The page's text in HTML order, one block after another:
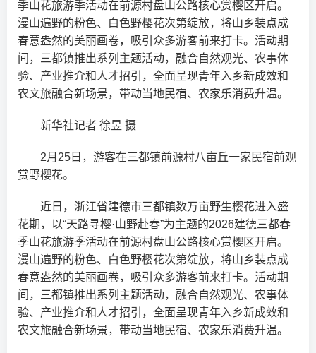
季山花旅游季活动在前源村盘山公路核心赏樱区开启。
漫山遍野的粉色、白色野樱花次第绽放，将山乡装点成
春意盎然的美丽画卷，吸引众多游客前来打卡。活动期
间，三都镇推出系列主题活动，融合自然观光、农事体
验、产业推介和人才招引，全面呈现青年入乡新成效和
农文旅融合新场景，带动当地民宿、农家乐消费升温。
新华社记者 徐昱 摄
2月25日，游客在三都镇前源村八亩丘一家民宿前观
赏野樱花。
近日，浙江省建德市三都镇数万亩野生樱花进入盛
花期，以“天路寻樱·山野赴春”为主题的2026建德三都春
季山花旅游季活动在前源村盘山公路核心赏樱区开启。
漫山遍野的粉色、白色野樱花次第绽放，将山乡装点成
春意盎然的美丽画卷，吸引众多游客前来打卡。活动期
间，三都镇推出系列主题活动，融合自然观光、农事体
验、产业推介和人才招引，全面呈现青年入乡新成效和
农文旅融合新场景，带动当地民宿、农家乐消费升温。